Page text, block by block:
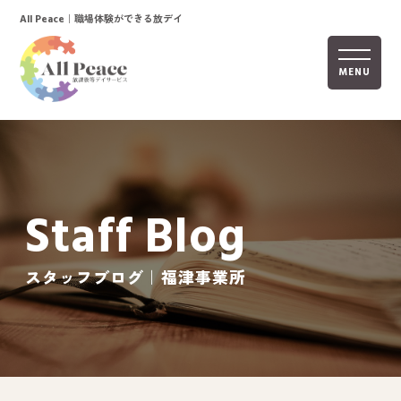
MENU
ホーム
活動内容
ご利用までの流れ
採用情報
自己評価表
All Peace ｜職場体験ができる放デイ
Staff Blog
スタッフブログ｜福津事業所